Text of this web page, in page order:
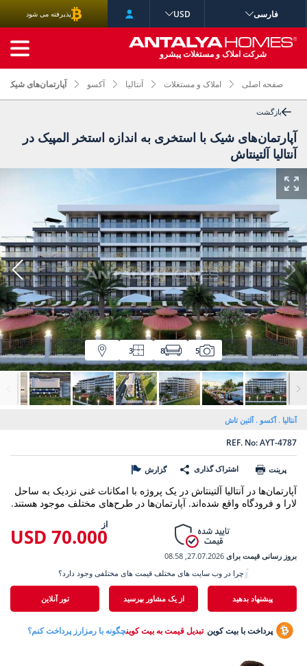
صفحه اصلی املاک و مستغلات آنتالیا آکسو آپارتمان‌های شیک با
بازگشت
آپارتمان‌های شیک با استخری به اندازه استخر المپیک در
آنتالیا آلتینتاش
5
8
3
آنتالیا آکسو آلتین تاش
REF. No: AYT-4787
پرینت اشتراک گذاری گزارش
آپارتمان‌ها در آنتالیا آلتینتاش در یک پروژه با امکانات غنی نزدیک به ساحل
لارا و فرودگاه واقع شده‌اند. آپارتمان‌ها در طرح‌های مختلف موجود هستند.
از
70.000 USD
بروز رسانی قیمت برای 27.07.2026, 08.58
پیشنهاد بدهید از یک مشاور بپرسید تور آنلاین
چرا در وب سایت های مختلف قیمت های مختلفی وجود دارد؟
پرداخت با بیت کوین تبدیل قیمت به بیت کوینچگونه با رمزارز پرداخت کنم؟
فارسی USD پذیرفته می شود
شرکت املاک و مستغلات پیشرو
جستجوی پیشرفته